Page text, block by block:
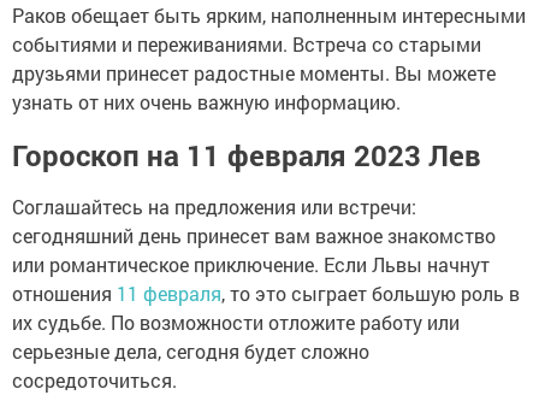
Раков обещает быть ярким, наполненным интересными
событиями и переживаниями. Встреча со старыми
друзьями принесет радостные моменты. Вы можете
узнать от них очень важную информацию.
Гороскоп на 11 февраля 2023 Лев
Соглашайтесь на предложения или встречи:
сегодняшний день принесет вам важное знакомство
или романтическое приключение. Если Львы начнут
отношения 11 февраля, то это сыграет большую роль в
их судьбе. По возможности отложите работу или
серьезные дела, сегодня будет сложно
сосредоточиться.